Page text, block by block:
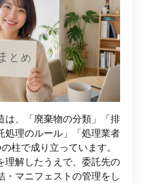
は、「廃棄物の分類」「排
処理のルール」「処理業者
柱で成り立っています。
理解したうえで、委託先の
・マニフェストの管理をし